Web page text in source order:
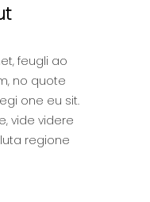
feugli ao
no quote
one eu sit.
vide videre
regione